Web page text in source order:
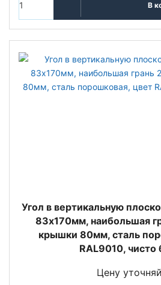
В
Угол в вертикальную
83х170мм, наибoльшая
крышки 80мм, сталь
RAL9010, чисто
Цену